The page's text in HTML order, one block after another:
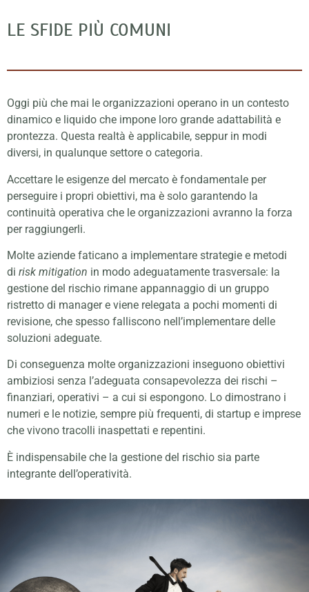
LE SFIDE PIÙ COMUNI
Oggi più che mai le organizzazioni operano in un contesto
dinamico e liquido che impone loro grande adattabilità e
prontezza. Questa realtà è applicabile, seppur in modi
diversi, in qualunque settore o categoria.
Accettare le esigenze del mercato è fondamentale per
perseguire i propri obiettivi, ma è solo garantendo la
continuità operativa che le organizzazioni avranno la forza
per raggiungerli.
Molte aziende faticano a implementare strategie e metodi
di risk mitigation in modo adeguatamente trasversale: la
gestione del rischio rimane appannaggio di un gruppo
ristretto di manager e viene relegata a pochi momenti di
revisione, che spesso falliscono nell’implementare delle
soluzioni adeguate.
Di conseguenza molte organizzazioni inseguono obiettivi
ambiziosi senza l’adeguata consapevolezza dei rischi –
finanziari, operativi – a cui si espongono. Lo dimostrano i
numeri e le notizie, sempre più frequenti, di startup e imprese
che vivono tracolli inaspettati e repentini.
È indispensabile che la gestione del rischio sia parte
integrante dell’operatività.